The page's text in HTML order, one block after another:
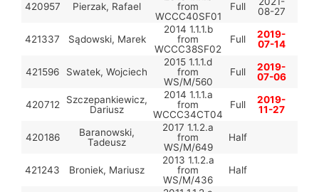
420957 Pierzak, Rafael
from
WCCC40SF01
Full
08-27
421337 Sądowski, Marek
2014 1.1.1.b
from
WCCC38SF02
Full
2019-
07-14
421596 Swatek, Wojciech
2015 1.1.1.d
from
WS/M/560
Full
2019-
07-06
420712
Szczepankiewicz,
Dariusz
2014 1.1.1.a
from
WCCC34CT04
Full
2019-
11-27
420186
Baranowski,
Tadeusz
2017 1.1.2.a
from
WS/M/649
Half
421243 Broniek, Mariusz
2013 1.1.2.a
from
WS/M/436
Half